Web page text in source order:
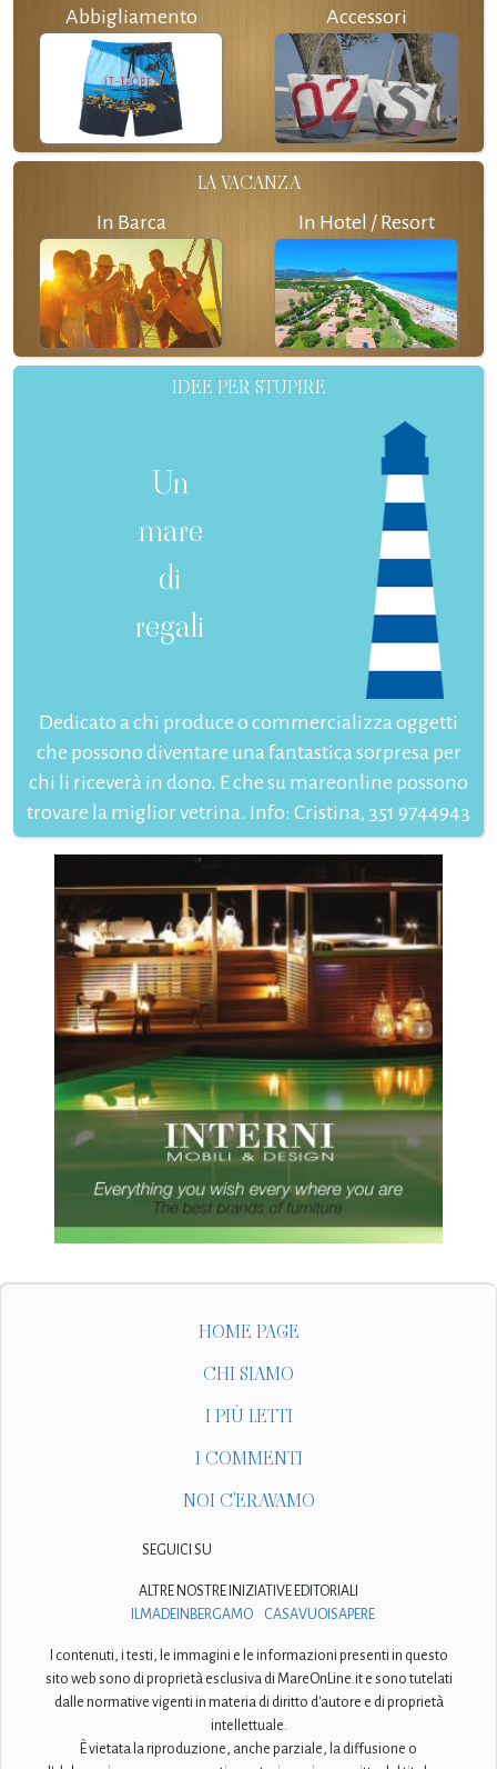
Abbigliamento Accessori
LA VACANZA
In Barca In Hotel / Resort
IDEE PER STUPIRE
Un
mare
di
regali
Dedicato a chi produce o commercializza oggetti
che possono diventare una fantastica sorpresa per
chi li riceverà in dono. E che su mareonline possono
trovare la miglior vetrina. Info: Cristina, 351 9744943
ILMADEINBERGAMO
I contenuti, i testi, le immagini e le informazioni presenti in questo
sito web sono di proprietà esclusiva di MareOnLine.it e sono tutelati
intellettuale.
È vietata la riproduzione, anche parziale, la diffusione o
l'elaborazione senza preventiva autorizzazione scritta del titolare.
Testata giornalistica iscritta al numero 3/2026 del Registro Stampa